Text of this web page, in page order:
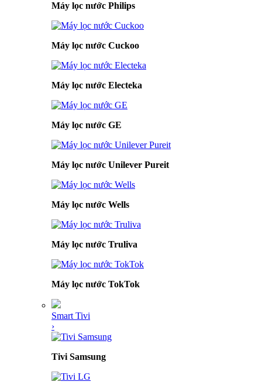
Máy lọc nước Philips
Máy lọc nước Cuckoo
Máy lọc nước Electeka
Máy lọc nước GE
Máy lọc nước Unilever Pureit
Máy lọc nước Wells
Máy lọc nước Truliva
Máy lọc nước TokTok
Smart Tivi
›
Tivi Samsung